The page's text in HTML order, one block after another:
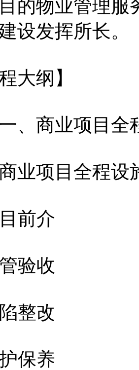
的物业管理
设发挥所长。
纲】
商业项目全
项目全程设
前介
验收
整改
保养